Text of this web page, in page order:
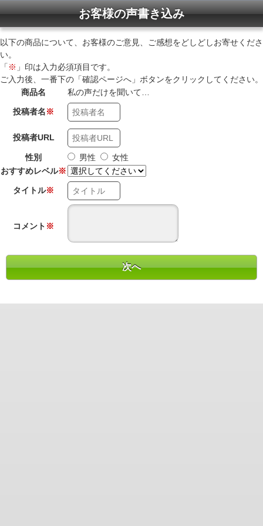
お客様の声書き込み
以下の商品について、お客様のご意見、ご感想をどしどしお寄せくださ
い。
「 ※ 」印は入力必須項目です。
ご入力後、一番下の「確認ページへ」ボタンをクリックしてください。
商品名
私の声だけを聞いて…
投稿者名※
投稿者URL
性別 男性
女性
おすすめレベル※
タイトル※
コメント ※